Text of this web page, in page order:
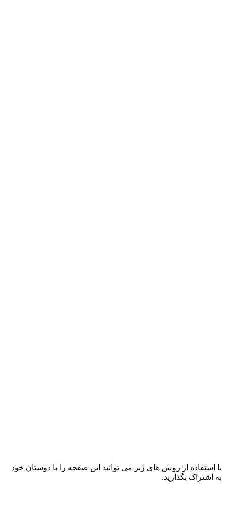
با استفاده از روش های زیر می توانید این صفحه را با دوستان خود
به اشتراک بگذارید.